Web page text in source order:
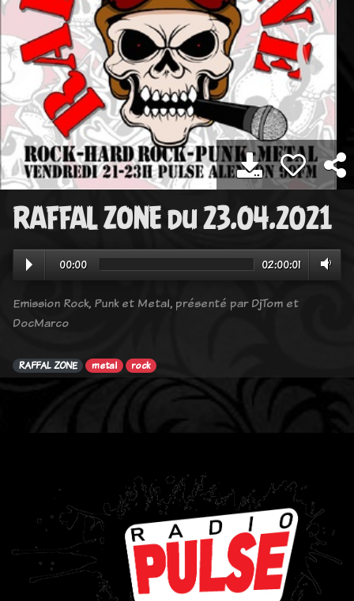
RAFFAL ZONE du 23.04.2021
00:00 02:00:01
Emission Rock, Punk et Metal, présenté par DjTom et
DocMarco
RAFFAL ZONE metal rock